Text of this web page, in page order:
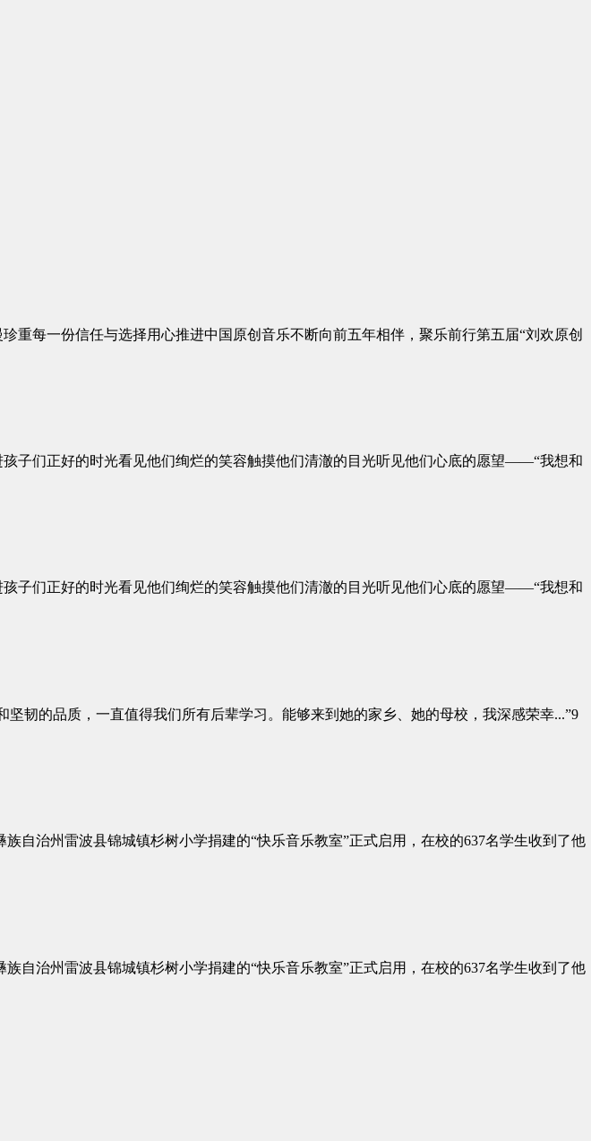
每一份信任与选择用心推进中国原创音乐不断向前五年相伴，聚乐前行第五届“刘欢原创
子们正好的时光看见他们绚烂的笑容触摸他们清澈的目光听见他们心底的愿望——“我想和
子们正好的时光看见他们绚烂的笑容触摸他们清澈的目光听见他们心底的愿望——“我想和
韧的品质，一直值得我们所有后辈学习。能够来到她的家乡、她的母校，我深感荣幸...”9
自治州雷波县锦城镇杉树小学捐建的“快乐音乐教室”正式启用，在校的637名学生收到了他
自治州雷波县锦城镇杉树小学捐建的“快乐音乐教室”正式启用，在校的637名学生收到了他